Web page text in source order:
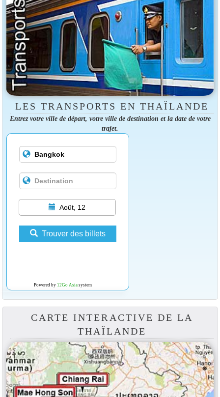
LES TRANSPORTS EN THAÏLANDE
Entrez votre ville de départ, votre ville de destination et la date de votre
trajet.
Août, 12
Trouver des billets
Powered by 12Go Asiasystem
CARTE INTERACTIVE DE LA
THAÏLANDE